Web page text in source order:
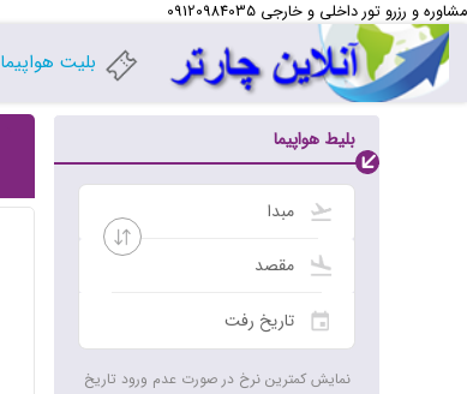
مشاوره و رزرو تور داخلی و خارجی 09120984035
بلیت هواپیما
بلیط هواپیما
نمایش کمترین نرخ در صورت عدم ورود تاریخ